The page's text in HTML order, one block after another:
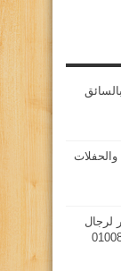
تأجير سيارات مرسيدس E200 بالسائق
لرجال